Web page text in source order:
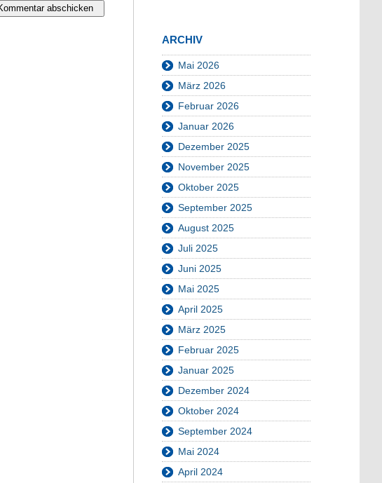
ARCHIV
Mai 2026
März 2026
Februar 2026
Januar 2026
Dezember 2025
November 2025
Oktober 2025
September 2025
August 2025
Juli 2025
Juni 2025
Mai 2025
April 2025
März 2025
Februar 2025
Januar 2025
Dezember 2024
Oktober 2024
September 2024
Mai 2024
April 2024